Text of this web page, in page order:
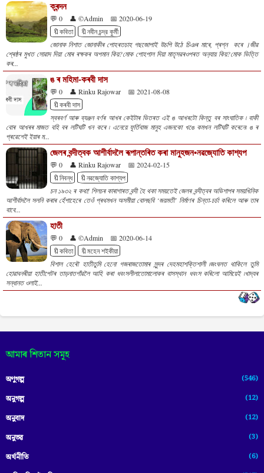
ক্ৰন্দন
💬 0 👤 ©Admin
📅 2020-06-19
🔖কবিতা
🔖নবীন চন্দ্র কুৰ্মী
জোনাক নিশাত জোনাকীৰ পোহৰতচাহ গছজোপাই উচপি উঠে চিঞৰ মাৰে, প্ৰশ্ন কৰে ।জীৱ
শ্ৰেষ্ঠৰ মুখত সোৱাদ দিয়া মোৰ ৰক্ষকৰ অপমান কিয়?মোক পোহপাল দিয়া মাতৃসৱৰওপৰত অন‍্যায় কিয়?মোক ভিত্তি
কৰ...
ঙ ৰ মহিমা-কৰবী দাস
💬 0 👤 Rinku Rajowar
📅 2021-08-08
🔖কৰবী দাস
স্বৰবৰ্ণ আৰু ব্যঞ্জন বৰ্ণৰ আখৰ কেইটাৰ ভিতৰত এই ঙ আখৰটো কিন্তু বৰ সাংঘাতিক ৷ বাকী
বোৰ আখৰৰ মাজত বহি বৰ লটিঘটি খন কৰে ৷ এনেয়ে ফূৰ্তিবাজ মানুহ এজনকো খঙে কমখন লটিঘটি কৰেনে৷ ঙ ৰ
প্ৰৱেশেই ইয়াৰ ম...
জেলৰ বন্দীত্বক আশীৰ্বাদলৈ ৰূপান্তৰিত কৰা মানুহজন•নৱজ্যোতি কাশ্যপ
💬 0 👤 Rinku Rajowar
📅 2024-02-15
🔖নিবন্ধ
🔖নৱজ্যোতি কাশ্যপ
চন ১৯৩২ ৰ কথা! শিলচৰ কাৰাগাৰত বন্দী হৈ থকা সময়তেই জেলৰ বন্দীত্বৰ অভিশাপৰ সময়খিনিক
আশীৰ্বাদলৈ সলনি কৰাৰ হেঁপাহেৰে তেওঁ প্ৰথমখন অসমীয়া বোলছবি ‘জয়মতী’ নিৰ্মাণৰ চিন্তা-চৰ্চা কৰিলে আৰু তাৰ
বাবে...
হাতী
💬 0 👤 ©Admin
📅 2020-06-14
🔖কবিতা
🔖মহেন শইকীয়া
বিশাল হেৰৌ হাতীতুমি হেনো গজৰাজতোমাৰ সুন্দৰ দেহমহাশক্তিশালী ৷জংঘলত থাকিলে তুমি
হোৱাবনৰীয়া হাতীপেটৰ তাড়নাতগাঁৱলৈ আহি কৰা ধবংসলীলাতোমালোকৰ বাসস্থান ধবংস কৰিলো আমিয়েই ৷খাদ্যৰ
সন্ধানত ওলাই...
আমাৰ শিতান সমূহ
অণুগল্প (546)
অনুগল্প (12)
অনুবাদ (12)
অনুভৱ (3)
অৰ্থনীতি (6)